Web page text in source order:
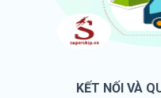
KẾT NỐI VÀ